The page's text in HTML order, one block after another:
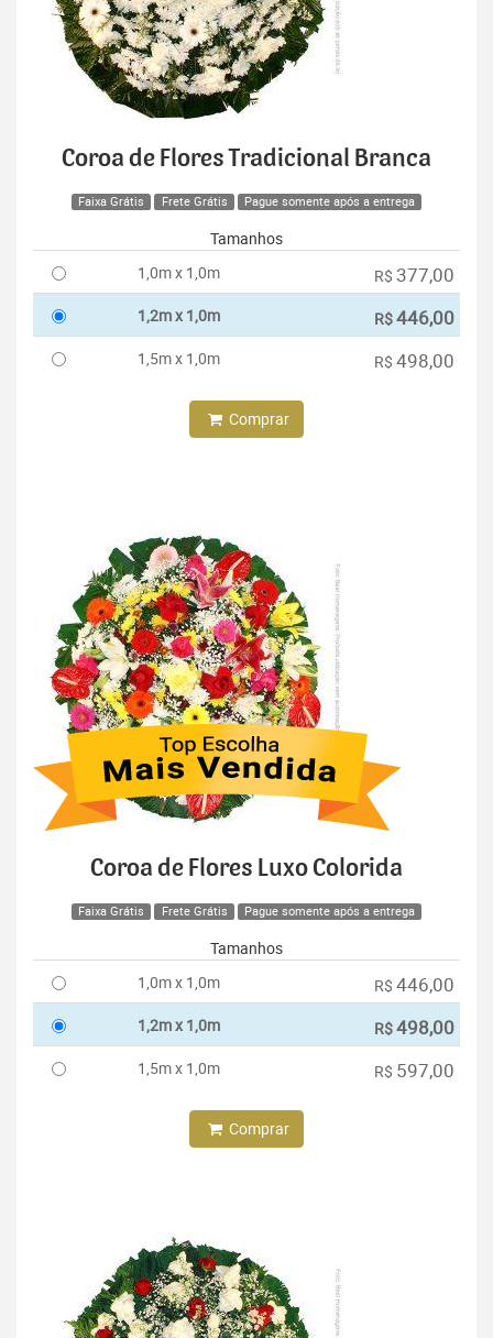
Coroa de Flores Tradicional Branca
Faixa Grátis Frete Grátis Pague somente após a entrega
Tamanhos
1,0m x 1,0m
R$ 377,00
1,2m x 1,0m R$446,00
1,5m x 1,0m R$ 498,00
Comprar
Coroa de Flores Luxo Colorida
Faixa Grátis Frete Grátis Pague somente após a entrega
Tamanhos
1,0m x 1,0m
R$ 446,00
1,2m x 1,0m R$498,00
1,5m x 1,0m R$ 597,00
Comprar